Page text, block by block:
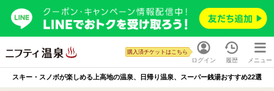
ログイン
購入済チケットはこちら
履歴 メニュー
スキー・スノボが楽しめる上高地の温泉、日帰り温泉、スーパー銭湯おすすめ22選